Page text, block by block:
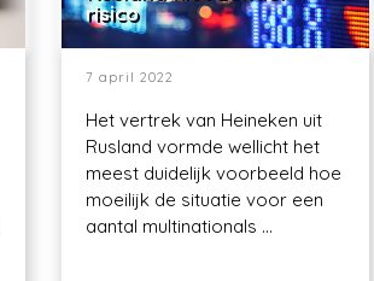
risico
7 april 2022
Het vertrek van Heineken uit
Rusland vormde wellicht het
meest duidelijk voorbeeld hoe
moeilijk de situatie voor een
aantal multinationals ...